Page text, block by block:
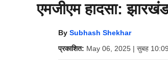
एमजीएम हादसा:
By Subhash Shekhar
प्रकाशित: May 06, 2025 | सुबह 10:09